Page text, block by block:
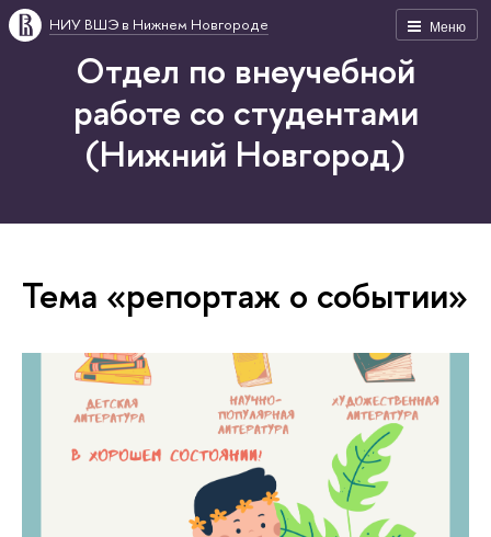
Меню
НИУ ВШЭ в Нижнем Новгороде
Отдел по внеучебной
работе со студентами
(Нижний Новгород)
Тема «репортаж о событии»